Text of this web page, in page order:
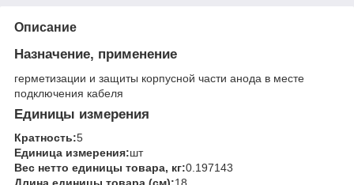
Описание
Назначение, применение
герметизации и защиты корпусной части анода в месте
подключения кабеля
Единицы измерения
Кратность:5
Единица измерения:шт
Вес нетто единицы товара, кг:0.197143